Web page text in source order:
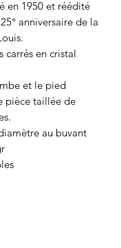
en 1950 et réédité
anniversaire de la
carrés en cristal
et le pied
pièce taillée de
au buvant